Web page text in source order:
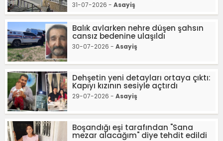
31-07-2026 - Asayiş
Balık avlarken nehre düşen şahsın
cansız bedenine ulaşıldı
30-07-2026 - Asayiş
Dehşetin yeni detayları ortaya çıktı:
Kapıyı kızının sesiyle açtırdı
29-07-2026 - Asayiş
Boşandığı eşi tarafından "Sana
mezar alacağım" diye tehdit edildi